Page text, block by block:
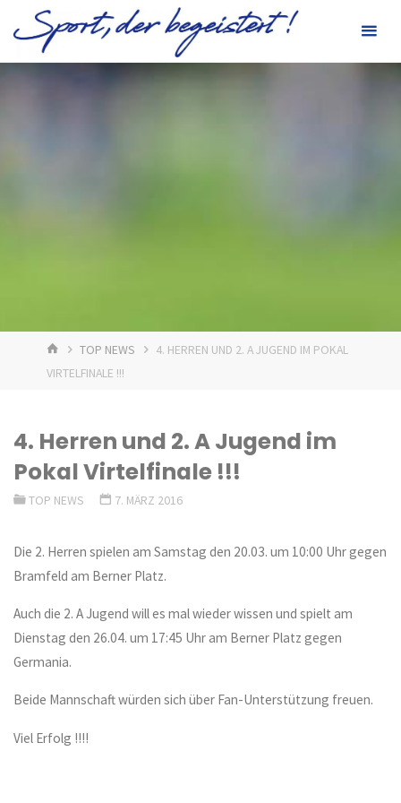
Inhalt
springen
STARTTOP NEWS
4. HERREN UND 2. A JUGEND IM POKAL
VIRTELFINALE !!!
4. Herren und 2. A Jugend im
Pokal Virtelfinale !!!
TOP NEWS 7. MÄRZ 2016
Die 2. Herren spielen am Samstag den 20.03. um 10:00 Uhr gegen
Bramfeld am Berner Platz.
Auch die 2. A Jugend will es mal wieder wissen und spielt am
Dienstag den 26.04. um 17:45 Uhr am Berner Platz gegen
Germania.
Beide Mannschaft würden sich über Fan-Unterstützung freuen.
Viel Erfolg !!!!